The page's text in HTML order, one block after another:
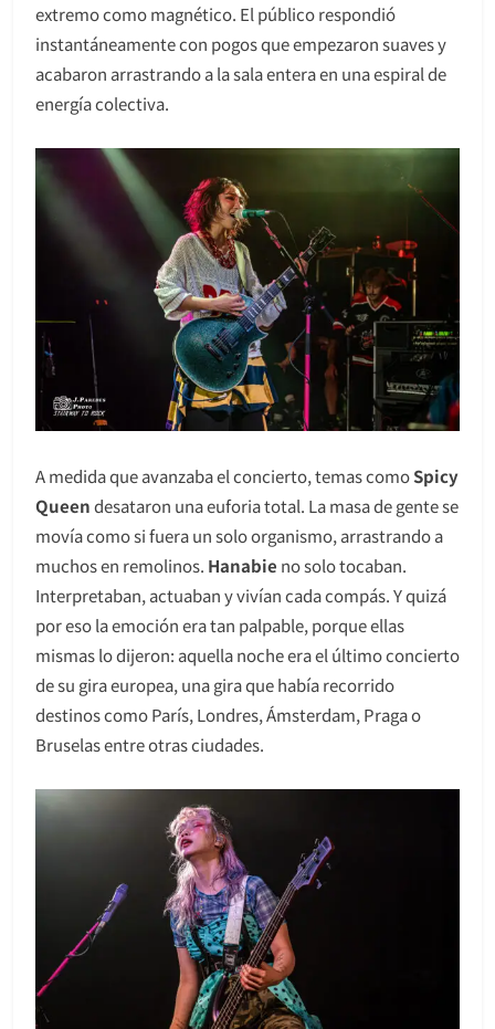
extremo como magnético. El público respondió
instantáneamente con pogos que empezaron suaves y
acabaron arrastrando a la sala entera en una espiral de
energía colectiva.
A medida que avanzaba el concierto, temas comoSpicy
Queendesataron una euforia total. La masa de gente se
movía como si fuera un solo organismo, arrastrando a
muchos en remolinos. Hanabie no solo tocaban.
Interpretaban, actuaban y vivían cada compás. Y quizá
por eso la emoción era tan palpable, porque ellas
mismas lo dijeron: aquella noche era el último concierto
de su gira europea, una gira que había recorrido
destinos como París, Londres, Ámsterdam, Praga o
Bruselas entre otras ciudades.